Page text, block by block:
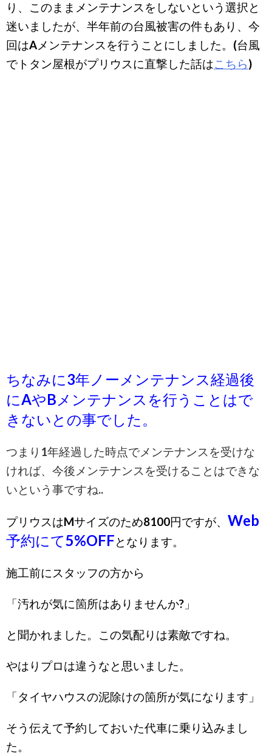
り、このままメンテナンスをしないという選択と
迷いましたが、半年前の台風被害の件もあり、今
回はAメンテナンスを行うことにしました。(台風
でトタン屋根がプリウスに直撃した話はこちら)
ちなみに3年ノーメンテナンス経過後
にAやBメンテナンスを行うことはで
きないとの事でした。
つまり1年経過した時点でメンテナンスを受けな
ければ、今後メンテナンスを受けることはできな
いという事ですね..
プリウスはMサイズのため8100円ですが、 Web
予約にて5%OFFとなります。
施工前にスタッフの方から
「汚れが気に箇所はありませんか?」
と聞かれました。この気配りは素敵ですね。
やはりプロは違うなと思いました。
「タイヤハウスの泥除けの箇所が気になります」
そう伝えて予約しておいた代車に乗り込みまし
た。